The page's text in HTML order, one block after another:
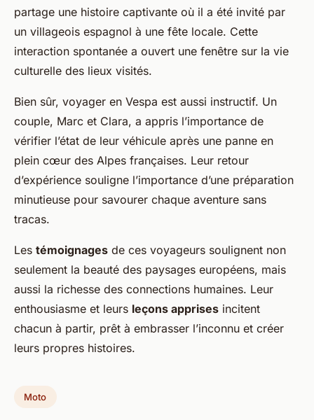
partage une histoire captivante où il a été invité par
un villageois espagnol à une fête locale. Cette
interaction spontanée a ouvert une fenêtre sur la vie
culturelle des lieux visités.
Bien sûr, voyager en Vespa est aussi instructif. Un
couple, Marc et Clara, a appris l’importance de
vérifier l’état de leur véhicule après une panne en
plein cœur des Alpes françaises. Leur retour
d’expérience souligne l’importance d’une préparation
minutieuse pour savourer chaque aventure sans
tracas.
Les témoignages de ces voyageurs soulignent non
seulement la beauté des paysages européens, mais
aussi la richesse des connections humaines. Leur
enthousiasme et leurs leçons apprises incitent
chacun à partir, prêt à embrasser l’inconnu et créer
leurs propres histoires.
Moto